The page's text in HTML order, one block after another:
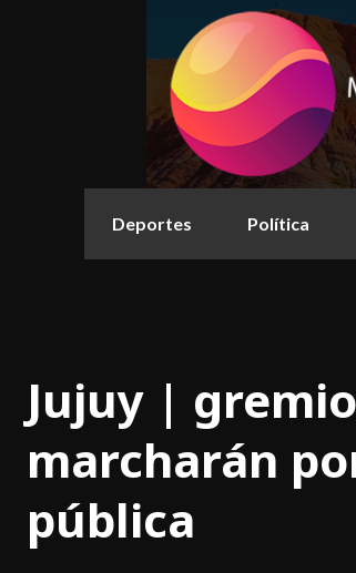
Deportes Política
Jujuy |
marcharán
pública